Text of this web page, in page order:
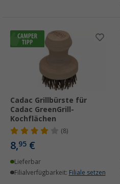
Cadac Grillbürste für
Cadac GreenGrill-
Kochflächen
(8)
8,95 €
Lieferbar
Filialverfügbarkeit: Filiale setzen